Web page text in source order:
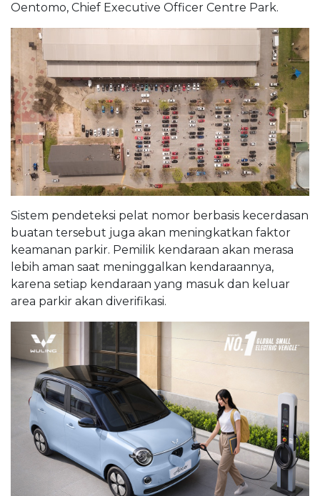
Oentomo, Chief Executive Officer Centre Park.
Sistem pendeteksi pelat nomor berbasis kecerdasan
buatan tersebut juga akan meningkatkan faktor
keamanan parkir. Pemilik kendaraan akan merasa
lebih aman saat meninggalkan kendaraannya,
karena setiap kendaraan yang masuk dan keluar
area parkir akan diverifikasi.